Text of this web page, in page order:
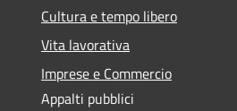
Cultura e tempo libero
Vita lavorativa
Imprese e Commercio
Appalti pubblici